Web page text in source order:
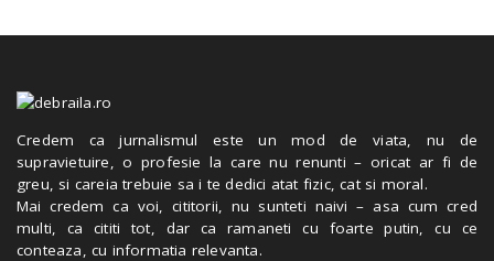
Credem ca jurnalismul este un mod de viata, nu de
supravietuire, o profesie la care nu renunti – oricat ar fi de
greu, si careia trebuie sa i te dedici atat fizic, cat si moral.
Mai credem ca voi, cititorii, nu sunteti naivi – asa cum cred
multi, ca cititi tot, dar ca ramaneti cu foarte putin, cu ce
conteaza, cu informatia relevanta.